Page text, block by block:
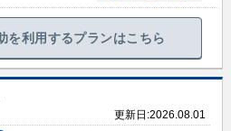
を利用するプランはこちら
更新日:2026.08.01